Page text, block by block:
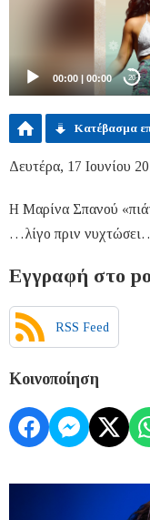
00:00 | 00:00 20
Κατέβασμα
Δευτέρα, 17 Ιουνίου
Η Μαρίνα Σπανού
…λίγο πριν
Εγγραφή στο
RSS Feed
Κοινοποίηση